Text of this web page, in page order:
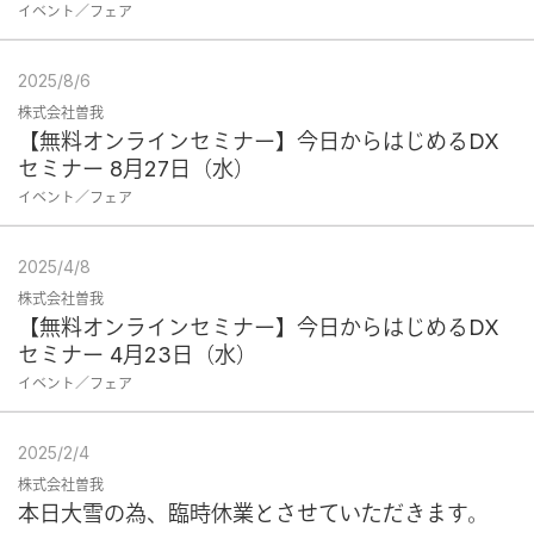
イベント／フェア
2025/8/6
株式会社曽我
【無料オンラインセミナー】今日からはじめるDX
セミナー 8月27日（水）
イベント／フェア
2025/4/8
株式会社曽我
【無料オンラインセミナー】今日からはじめるDX
セミナー 4月23日（水）
イベント／フェア
2025/2/4
株式会社曽我
本日大雪の為、臨時休業とさせていただきます。